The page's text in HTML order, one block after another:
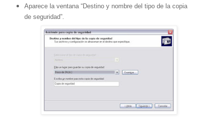
Aparece la ventana “Destino y nombre del tipo de la copia
de seguridad”.